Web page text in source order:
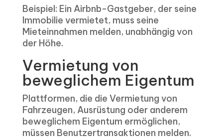
Beispiel: Ein Airbnb-Gastgeber, der seine
Immobilie vermietet, muss seine
Mieteinnahmen melden, unabhängig von
der Höhe.
Vermietung von
beweglichem Eigentum
Plattformen, die die Vermietung von
Fahrzeugen, Ausrüstung oder anderem
beweglichem Eigentum ermöglichen,
müssen Benutzertransaktionen melden.